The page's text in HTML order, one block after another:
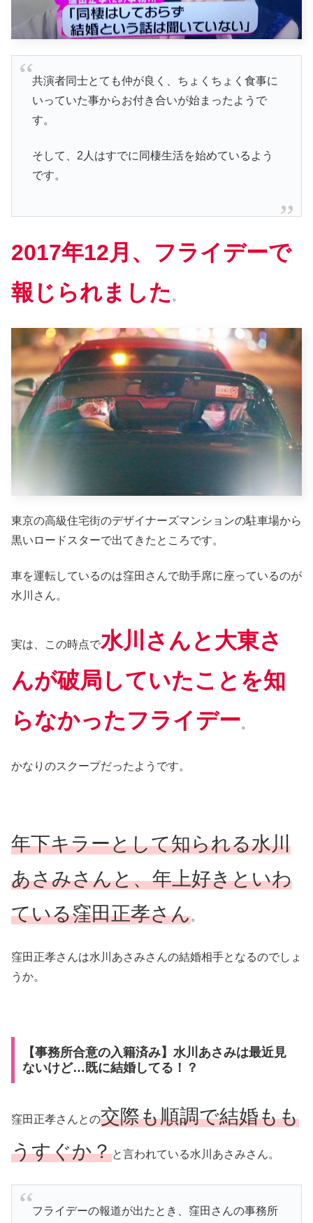
共演者同士とても仲が良く、ちょくちょく食事に
いっていた事からお付き合いが始まったようで
す。
そして、2人はすでに同棲生活を始めているよう
です。
2017年12月、フライデーで
報じられました 。
東京の高級住宅街のデザイナーズマンションの駐車場から
黒いロードスターで出てきたところです。
車を運転しているのは窪田さんで助手席に座っているのが
水川さん。
実は、この時点で水川さんと大東さ
んが破局していたことを知
らなかったフライデー。
かなりのスクープだったようです。
年下キラーとして知られる水川
あさみさんと、年上好きといわ
ている窪田正孝さん。
窪田正孝さんは水川あさみさんの結婚相手となるのでしょ
うか。
【事務所合意の入籍済み】水川あさみは最近見
ないけど…既に結婚してる！？
窪田正孝さんとの交際も順調で結婚もも
うすぐか？と言われている水川あさみさん。
フライデーの報道が出たとき、窪田さんの事務所